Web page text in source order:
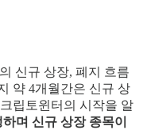
신규 상장, 폐지 흐름
약 4개월간은 신규 상
립토윈터의 시작을 알
며 신규 상장 종목이